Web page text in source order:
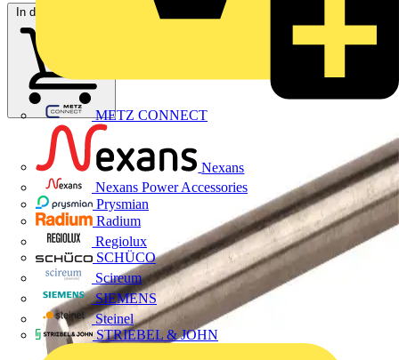
METZ CONNECT
Nexans
Nexans Power Accessories
Prysmian
Radium
Regiolux
SCHÜCO
Scireum
SIEMENS
Steinel
STRIEBEL & JOHN
In den Warenkorb